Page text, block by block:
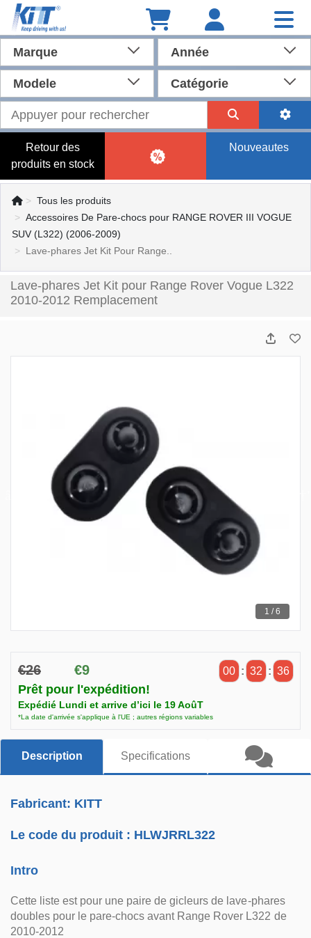
Marque Année
Modele Catégorie
Retour des
produits en stock
Nouveautes
Tous les produits
Accessoires De Pare-chocs pour RANGE ROVER III VOGUE
SUV (L322) (2006-2009)
Lave-phares Jet Kit Pour Range..
Lave-phares Jet Kit pour Range Rover Vogue L322
2010-2012 Remplacement
1 / 6
€26 €9 00 : 32 : 35
Prêt pour l'expédition!
Expédié Lundi et arrive d’ici le 19 AoûT
*La date d'arrivée s'applique à l'UE ; autres régions variables
Description Specifications
Fabricant: KITT
Le code du produit : HLWJRRL322
Intro
Cette liste est pour une paire de gicleurs de lave-phares
doubles pour le pare-chocs avant Range Rover L322 de
2010-2012